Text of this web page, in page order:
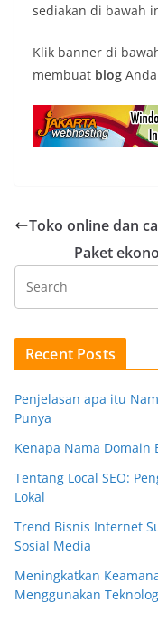
sediakan di bawah
Klik banner di
membuat blog
Toko online dan
Paket
Recent Posts
Penjelasan apa itu
Punya
Kenapa Nama Domain
Tentang Local SEO:
Lokal
Trend Bisnis Internet
Sosial Media
Meningkatkan
Menggunakan